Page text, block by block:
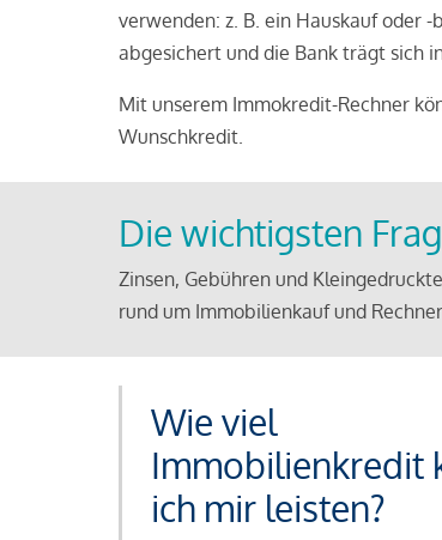
verwenden: z. B. ein Hauskauf oder -
abgesichert und die Bank trägt sich
Mit unserem Immokredit-Rechner
Wunschkredit.
Die wichtigsten
Zinsen, Gebühren und
rund um Immobilienkauf und
Wie viel
Immobilienkredit
ich mir leisten?